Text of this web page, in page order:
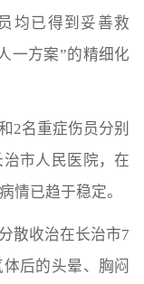
均已得到妥善救
一方案‌”的精细化
2名重症伤员分别
市人民医院，在
情已趋于稳定。
散收治在长治市7
后的头晕、胸闷